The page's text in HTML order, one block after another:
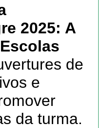
2025: A
de
e
da turma.